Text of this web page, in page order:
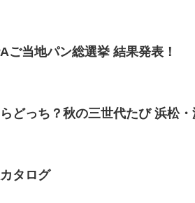
ご当地パン総選挙 結果発表！
どっち？ 秋の三世代たび 浜松
タログ